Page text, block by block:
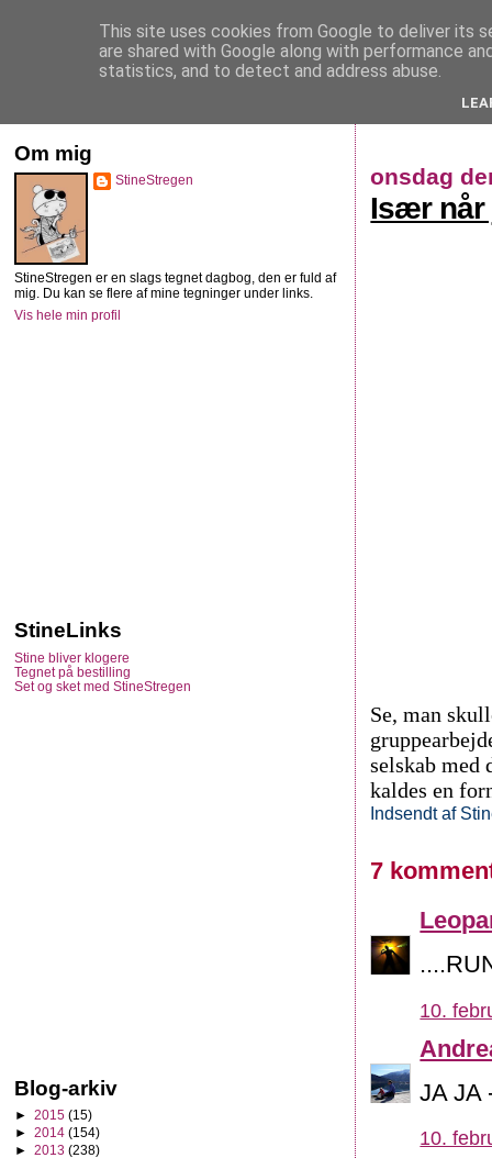
StineStregen
onsdag
Især når
Se, man
selskab med
kaldes en
Indsendt af
7
10.
JA JA
10.
Om mig
StineStregen
StineStregen er en slags tegnet dagbog, den er fuld af
mig. Du kan se flere af mine tegninger under links.
Vis hele min profil
StineLinks
Stine bliver klogere
Tegnet på bestilling
Set og sket med StineStregen
Blog-arkiv
► 2015 (15)
► 2014 (154)
► 2013 (238)
This site uses cookies from Google to deliver its
are shared with Google along with performance
statistics, and to detect and address abuse.